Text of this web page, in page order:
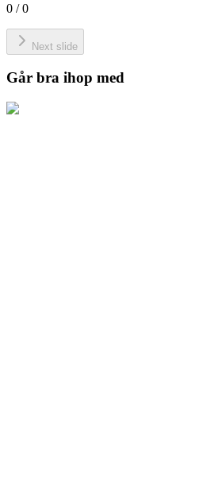
0 /0
Next slide
Går bra ihop med